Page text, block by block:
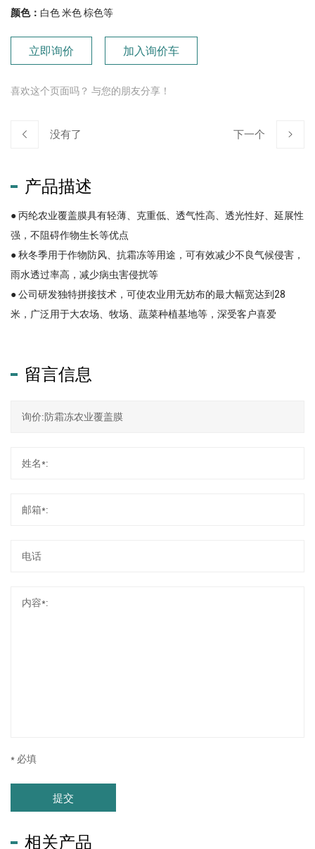
颜色： 白色 米色 棕色等
立即询价 加入询价车
喜欢这个页面吗？ 与您的朋友分享！
没有了 下一个
产品描述
● 丙纶农业覆盖膜具有轻薄、克重低、透气性高、透光性好、延展性
强，不阻碍作物生长等优点
● 秋冬季用于作物防风、抗霜冻等用途，可有效减少不良气候侵害，
雨水透过率高，减少病虫害侵扰等
● 公司研发独特拼接技术，可使农业用无妨布的最大幅宽达到28
米，广泛用于大农场、牧场、蔬菜种植基地等，深受客户喜爱
留言信息
* 必填
提交
相关产品